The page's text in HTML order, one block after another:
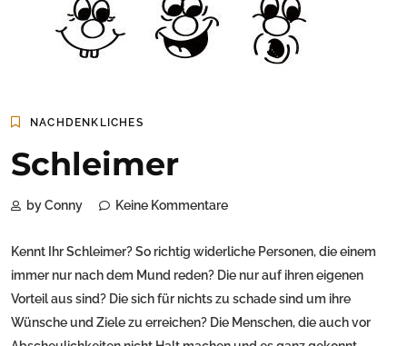
NACHDENKLICHES
Schleimer
by Conny Keine Kommentare
Kennt Ihr Schleimer? So richtig widerliche Personen, die einem
immer nur nach dem Mund reden? Die nur auf ihren eigenen
Vorteil aus sind? Die sich für nichts zu schade sind um ihre
Wünsche und Ziele zu erreichen? Die Menschen, die auch vor